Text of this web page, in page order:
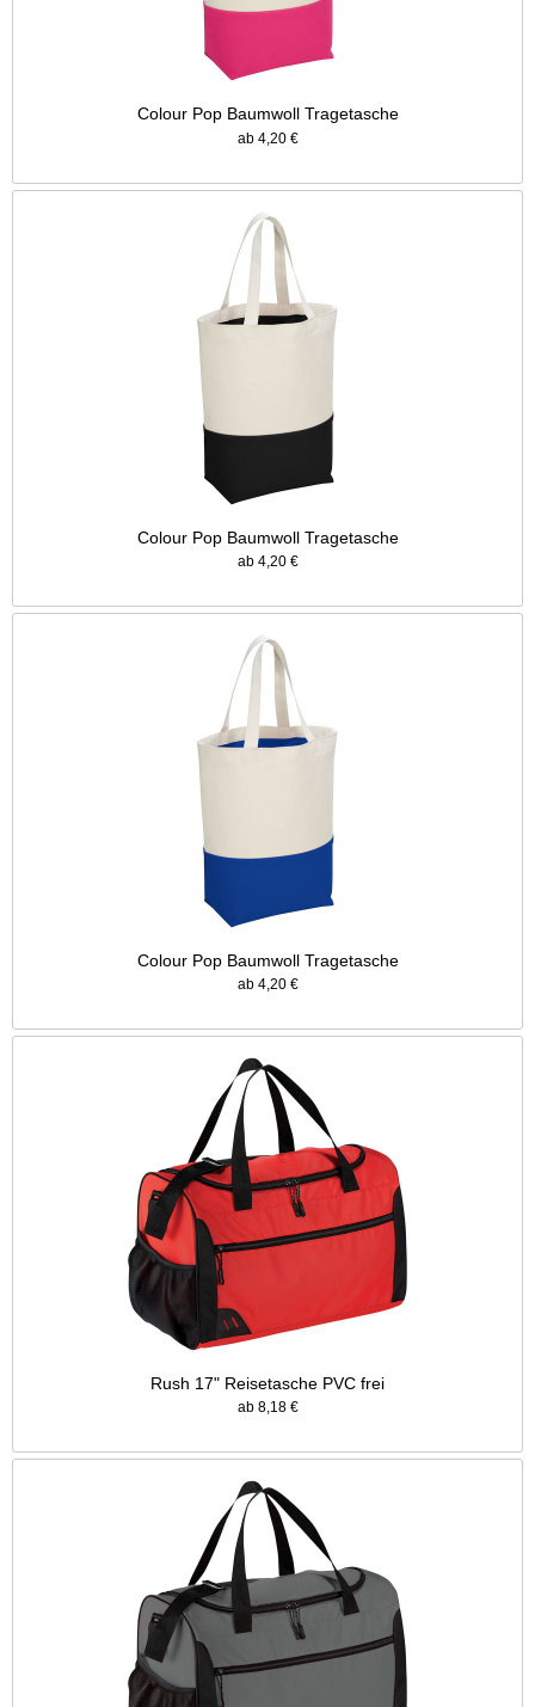
Colour Pop Baumwoll Tragetasche
ab 4,20 €
Colour Pop Baumwoll Tragetasche
ab 4,20 €
Colour Pop Baumwoll Tragetasche
ab 4,20 €
Rush 17" Reisetasche PVC frei
ab 8,18 €